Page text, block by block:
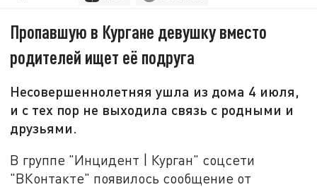
Пропавшую в Кургане девушку вместо
родителей ищет её подруга
Несовершеннолетняя ушла из дома 4 июля,
и с тех пор не выходила связь с родными и
друзьями.
В группе "Инцидент | Курган" соцсети
"ВКонтакте" появилось сообщение от